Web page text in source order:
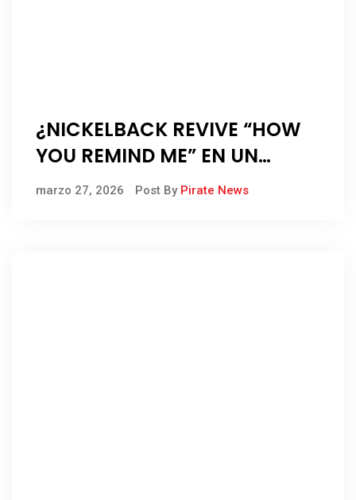
¿NICKELBACK REVIVE “HOW
YOU REMIND ME” EN UN
COMERCIAL DE CHEETOS
marzo 27, 2026 Post By Pirate News